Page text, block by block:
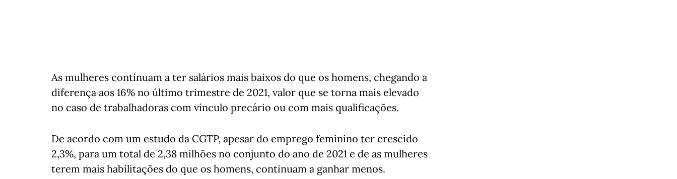
As mulheres continuam a ter salários mais baixos do que os homens, chegando a
diferença aos 16% no último trimestre de 2021, valor que se torna mais elevado
no caso de trabalhadoras com vínculo precário ou com mais qualificações.
De acordo com um estudo da CGTP, apesar do emprego feminino ter crescido
2,3%, para um total de 2,38 milhões no conjunto do ano de 2021 e de as mulheres
terem mais habilitações do que os homens, continuam a ganhar menos.